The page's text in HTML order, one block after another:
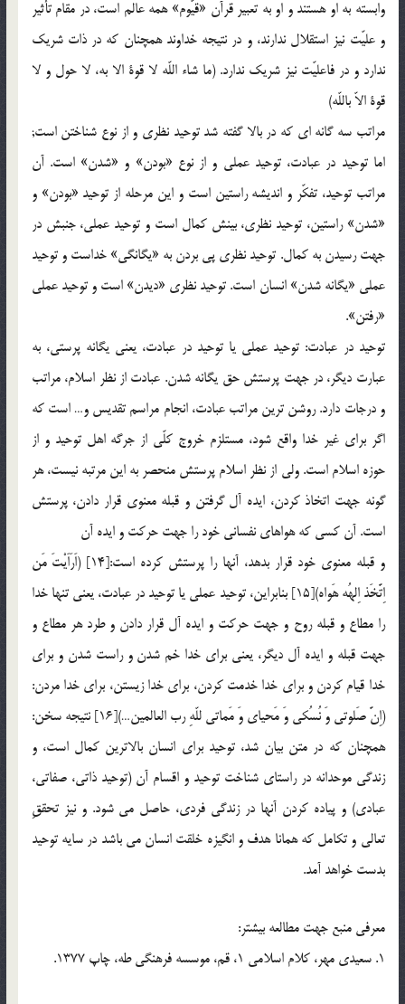
وابسته به او هستند و او به تعبير قرآن «قيّوم» همه عالم است، در مقام تأثير
و عليّت نيز استقلال ندارند، و در نتيجه خداوند همچنان كه در ذات شريك
ندارد و در فاعليّت نيز شريك ندارد. (ما شاء اللّه لا قوة الا به، لا حول و لا
قوة الاّ باللّه)
مراتب سه گانه اي كه در بالا گفته شد توحيد نظري و از نوع شناختن است;
اما توحيد در عبادت، توحيد عملي و از نوع «بودن» و «شدن» است. آن
مراتب توحيد، تفكّر و انديشه راستين است و اين مرحله از توحيد «بودن» و
«شدن» راستين، توحيد نظري، بينش كمال است و توحيد عملي، جنبش در
جهت رسيدن به كمال. توحيد نظري پي بردن به «يگانگي» خداست و توحيد
عملي «يگانه شدن» انسان است. توحيد نظري «ديدن» است و توحيد عملي
«رفتن».
توحيد در عبادت: توحيد عملي يا توحيد در عبادت، يعني يگانه پرستي، به
عبارت ديگر، در جهت پرستش حق يگانه شدن. عبادت از نظر اسلام، مراتب
و درجات دارد. روشن ترين مراتب عبادت، انجام مراسم تقديس و… است كه
اگر براي غير خدا واقع شود، مستلزم خروج كلّي از جرگه اهل توحيد و از
حوزه اسلام است. ولي از نظر اسلام پرستش منحصر به اين مرتبه نيست، هر
گونه جهت اتخاذ كردن، ايده آل گرفتن و قبله معنوي قرار دادن، پرستش
است. آن كسي كه هواهاي نفساني خود را جهت حركت و ايده آن
و قبله معنوي خود قرار بدهد، آنها را پرستش كرده است:[14] (اَرَاَيْتَ مَن
اِتَّخَذ اِلهُه هَواه)[15] بنابراين، توحيد عملي يا توحيد در عبادت، يعني تنها خدا
را مطاع و قبله روح و جهت حركت و ايده آل قرار دادن و طرد هر مطاع و
جهت قبله و ايده آل ديگر، يعني براي خدا خم شدن و راست شدن و براي
خدا قيام كردن و براي خدا خدمت كردن، براي خدا زيستن، براي خدا مردن:
(اِنَّ صَلوتي وَ نُسُكي وَ مَحياي وَ مَماتي للّهِ رب العالمين…)[16] نتيجه سخن:
همچنان كه در متن بيان شد، توحيد براي انسان بالاترين كمال است، و
زندگي موحدانه در راستاي شناخت توحيد و اقسام آن (توحيد ذاتي، صفاتي،
عبادي) و پياده كردن آنها در زندگي فردي، حاصل مي شود. و نيز تحققِ
تعالي و تكامل كه همانا هدف و انگيزه خلقت انسان مي باشد در سايه توحيد
بدست خواهد آمد.
معرفي منبع جهت مطالعه بيشتر:
1. سعيدي مهر، کلام اسلامي 1، قم، موسسه فرهنگي طه، چاپ 1377.